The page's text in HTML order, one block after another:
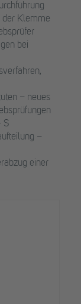
der Klemme
bei
– neues
S
–
einer